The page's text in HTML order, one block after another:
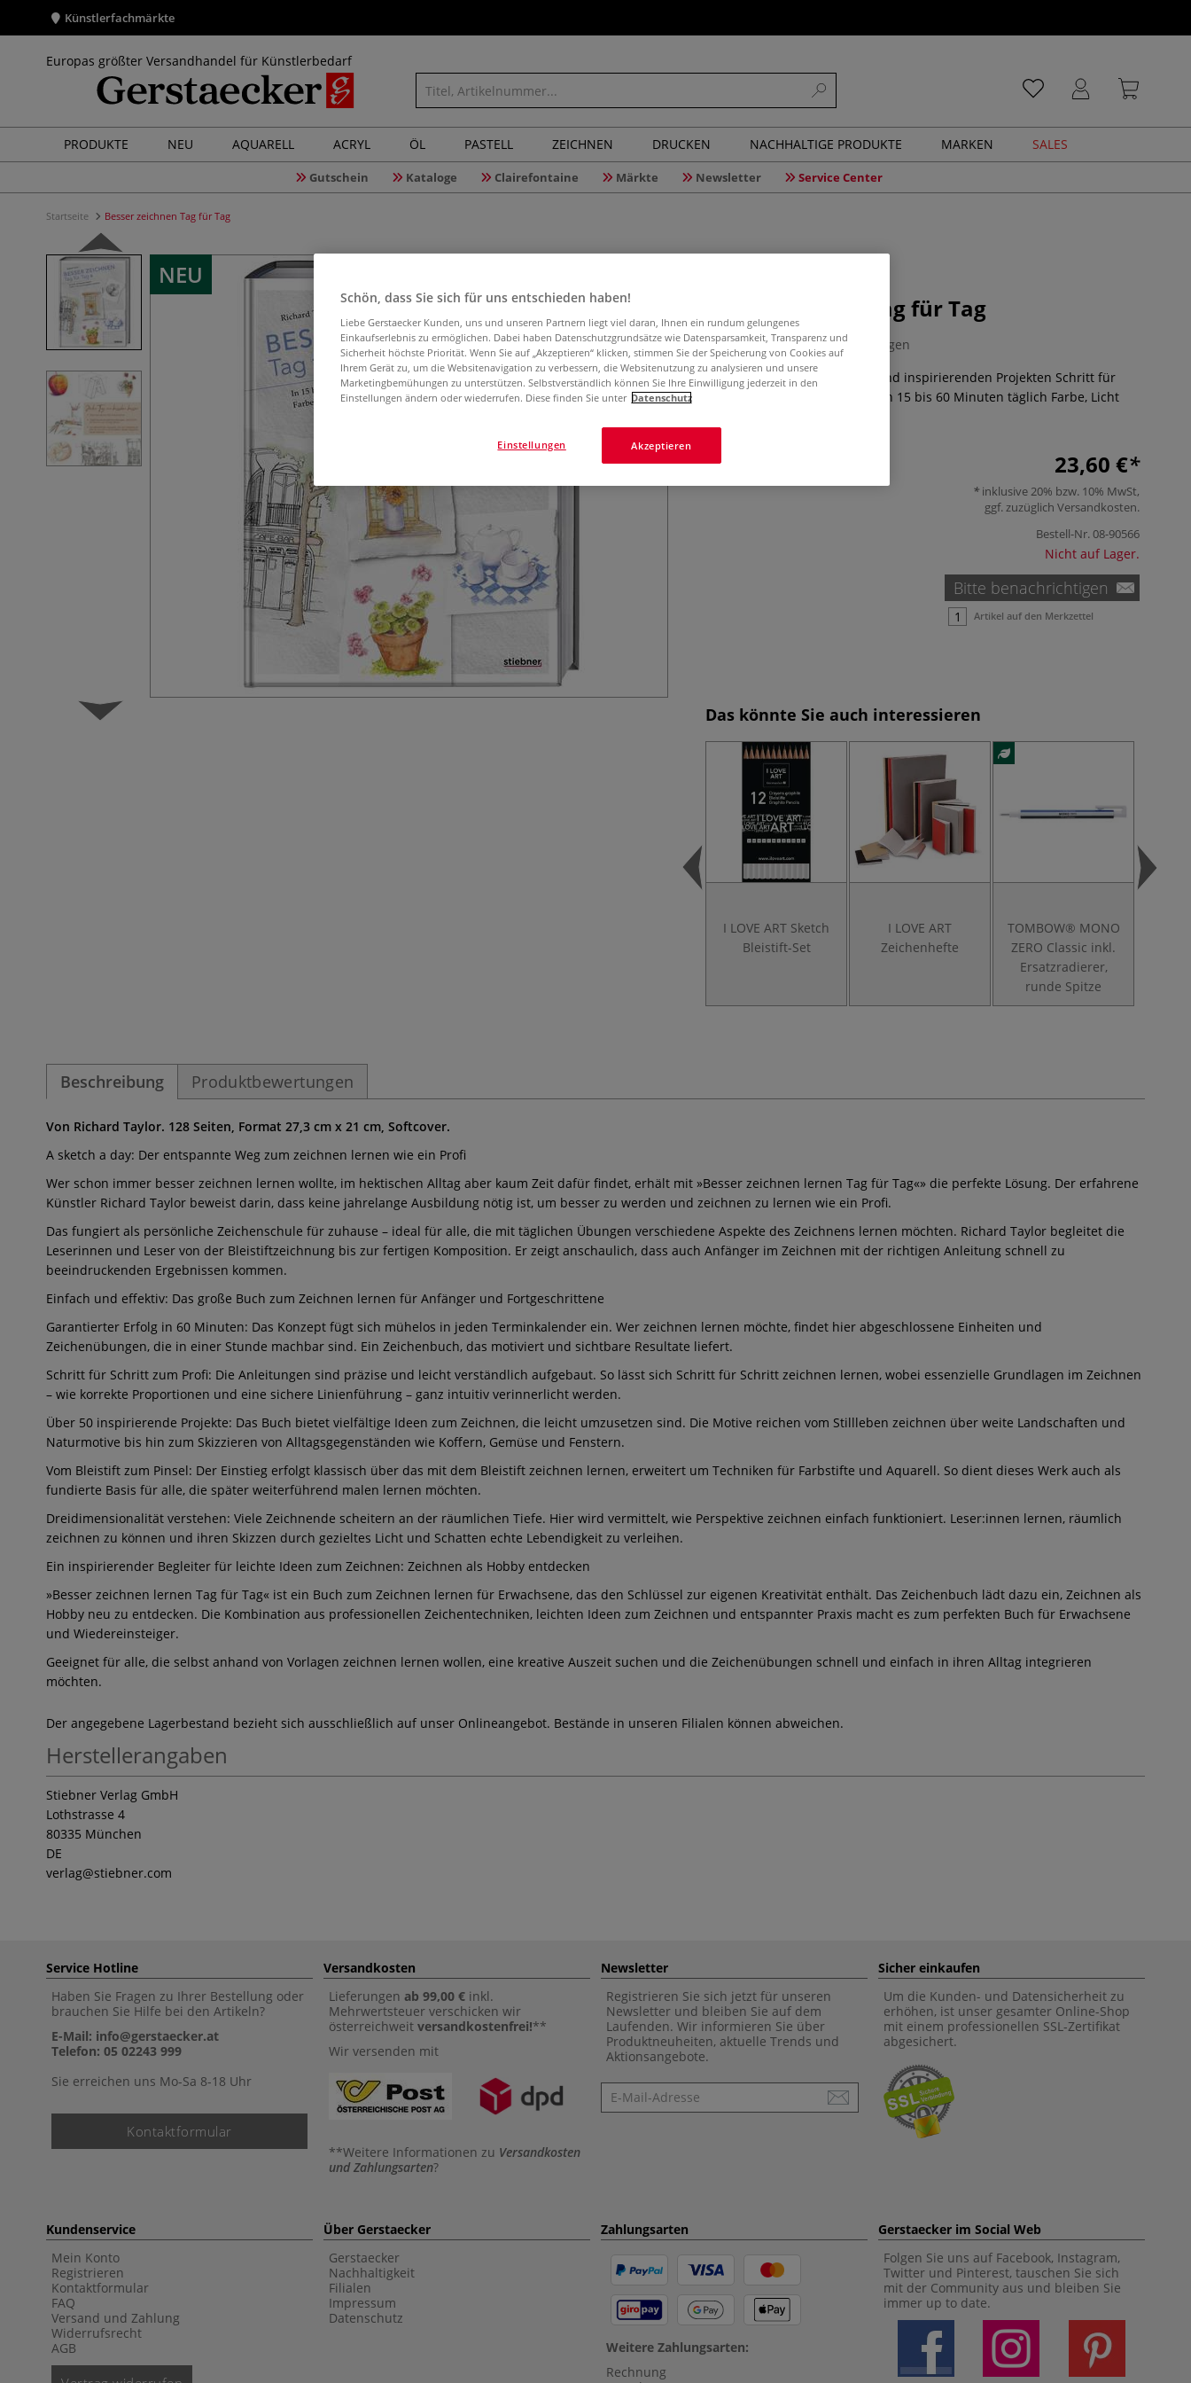
Künstlerfachmärkte
Europas größter Versandhandel für Künstlerbedarf
PRODUKTE NEU AQUARELL ACRYL ÖL PASTELL ZEICHNEN DRUCKEN NACHHALTIGE PRODUKTE MARKEN SALES
Gutschein Kataloge Clairefontaine Märkte Newsletter Service Center
Startseite Besser zeichnen Tag für Tag
NEU
Besser zeichnen Tag für Tag
0 Bewertungen
Mit kurzen täglichen Übungen und inspirierenden Projekten Schritt für
Schritt besser zeichnen lernen. In 15 bis 60 Minuten täglich Farbe, Licht
23,60 €
inklusive 20% bzw. 10% MwSt,
ggf. zuzüglich Versandkosten.
Bestell-Nr.08-90566
Nicht auf Lager.
Bitte benachrichtigen
Artikel auf den Merkzettel
Das könnte Sie auch interessieren
I LOVE ART Sketch
Bleistift-Set
I LOVE ART
Zeichenhefte
TOMBOW® MONO
ZERO Classic inkl.
Ersatzradierer,
runde Spitze
Beschreibung Produktbewertungen
Von Richard Taylor. 128 Seiten, Format 27,3 cm x 21 cm, Softcover.
A sketch a day: Der entspannte Weg zum zeichnen lernen wie ein Profi
Wer schon immer besser zeichnen lernen wollte, im hektischen Alltag aber kaum Zeit dafür findet, erhält mit »Besser zeichnen lernen Tag für Tag«» die perfekte Lösung. Der erfahrene
Künstler Richard Taylor beweist darin, dass keine jahrelange Ausbildung nötig ist, um besser zu werden und zeichnen zu lernen wie ein Profi.
Das fungiert als persönliche Zeichenschule für zuhause – ideal für alle, die mit täglichen Übungen verschiedene Aspekte des Zeichnens lernen möchten. Richard Taylor begleitet die
Leserinnen und Leser von der Bleistiftzeichnung bis zur fertigen Komposition. Er zeigt anschaulich, dass auch Anfänger im Zeichnen mit der richtigen Anleitung schnell zu
beeindruckenden Ergebnissen kommen.
Einfach und effektiv: Das große Buch zum Zeichnen lernen für Anfänger und Fortgeschrittene
Garantierter Erfolg in 60 Minuten: Das Konzept fügt sich mühelos in jeden Terminkalender ein. Wer zeichnen lernen möchte, findet hier abgeschlossene Einheiten und
Zeichenübungen, die in einer Stunde machbar sind. Ein Zeichenbuch, das motiviert und sichtbare Resultate liefert.
Schritt für Schritt zum Profi: Die Anleitungen sind präzise und leicht verständlich aufgebaut. So lässt sich Schritt für Schritt zeichnen lernen, wobei essenzielle Grundlagen im Zeichnen
– wie korrekte Proportionen und eine sichere Linienführung – ganz intuitiv verinnerlicht werden.
Über 50 inspirierende Projekte: Das Buch bietet vielfältige Ideen zum Zeichnen, die leicht umzusetzen sind. Die Motive reichen vom Stillleben zeichnen über weite Landschaften und
Naturmotive bis hin zum Skizzieren von Alltagsgegenständen wie Koffern, Gemüse und Fenstern.
Vom Bleistift zum Pinsel: Der Einstieg erfolgt klassisch über das mit dem Bleistift zeichnen lernen, erweitert um Techniken für Farbstifte und Aquarell. So dient dieses Werk auch als
fundierte Basis für alle, die später weiterführend malen lernen möchten.
Dreidimensionalität verstehen: Viele Zeichnende scheitern an der räumlichen Tiefe. Hier wird vermittelt, wie Perspektive zeichnen einfach funktioniert. Leser:innen lernen, räumlich
zeichnen zu können und ihren Skizzen durch gezieltes Licht und Schatten echte Lebendigkeit zu verleihen.
Ein inspirierender Begleiter für leichte Ideen zum Zeichnen: Zeichnen als Hobby entdecken
»Besser zeichnen lernen Tag für Tag« ist ein Buch zum Zeichnen lernen für Erwachsene, das den Schlüssel zur eigenen Kreativität enthält. Das Zeichenbuch lädt dazu ein, Zeichnen als
Hobby neu zu entdecken. Die Kombination aus professionellen Zeichentechniken, leichten Ideen zum Zeichnen und entspannter Praxis macht es zum perfekten Buch für Erwachsene
und Wiedereinsteiger.
Geeignet für alle, die selbst anhand von Vorlagen zeichnen lernen wollen, eine kreative Auszeit suchen und die Zeichenübungen schnell und einfach in ihren Alltag integrieren
möchten.
Der angegebene Lagerbestand bezieht sich ausschließlich auf unser Onlineangebot. Bestände in unseren Filialen können abweichen.
Herstellerangaben
Stiebner Verlag GmbH
Lothstrasse 4
80335 München
DE
verlag@stiebner.com
Service Hotline
Haben Sie Fragen zu Ihrer Bestellung oder
brauchen Sie Hilfe bei den Artikeln?
E-Mail: info@gerstaecker.at
Telefon: 05 02243 999
Sie erreichen uns Mo-Sa 8-18 Uhr
Kontaktformular
Versandkosten
Lieferungen ab 99,00 € inkl.
Mehrwertsteuer verschicken wir
österreichweit versandkostenfrei!**
Wir versenden mit
**Weitere Informationen zu Versandkosten
und Zahlungsarten?
Newsletter
Registrieren Sie sich jetzt für unseren
Newsletter und bleiben Sie auf dem
Laufenden. Wir informieren Sie über
Produktneuheiten, aktuelle Trends und
Aktionsangebote.
Newsletter
Sicher einkaufen
Um die Kunden- und Datensicherheit zu
erhöhen, ist unser gesamter Online-Shop
mit einem professionellen SSL-Zertifikat
abgesichert.
Kundenservice
Mein Konto
Registrieren
Kontaktformular
FAQ
Versand und Zahlung
Widerrufsrecht
AGB
Über Gerstaecker
Gerstaecker
Nachhaltigkeit
Filialen
Impressum
Datenschutz
Zahlungsarten
Weitere Zahlungsarten:
Rechnung
Gerstaecker im Social Web
Folgen Sie uns auf Facebook, Instagram,
Twitter und Pinterest, tauschen Sie sich
mit der Community aus und bleiben Sie
immer up to date.
Schön, dass Sie sich für uns entschieden haben!
Liebe Gerstaecker Kunden, uns und unseren Partnern liegt viel daran, Ihnen ein rundum gelungenes
Einkaufserlebnis zu ermöglichen. Dabei haben Datenschutzgrundsätze wie Datensparsamkeit, Transparenz und
Sicherheit höchste Priorität. Wenn Sie auf „Akzeptieren“ klicken, stimmen Sie der Speicherung von Cookies auf
Ihrem Gerät zu, um die Websitenavigation zu verbessern, die Websitenutzung zu analysieren und unsere
Marketingbemühungen zu unterstützen. Selbstverständlich können Sie Ihre Einwilligung jederzeit in den
Einstellungen ändern oder wiederrufen. Diese finden Sie unter Datenschutz
Akzeptieren
Einstellungen